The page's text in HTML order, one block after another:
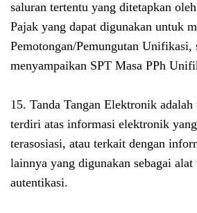
saluran tertentu yang ditetapkan
Pajak yang dapat digunakan untuk
Pemotongan/Pemungutan Unifikasi,
menyampaikan SPT Masa PPh
15. Tanda Tangan Elektronik adalah
terdiri atas informasi elektronik
terasosiasi, atau terkait dengan
lainnya yang digunakan sebagai
autentikasi.